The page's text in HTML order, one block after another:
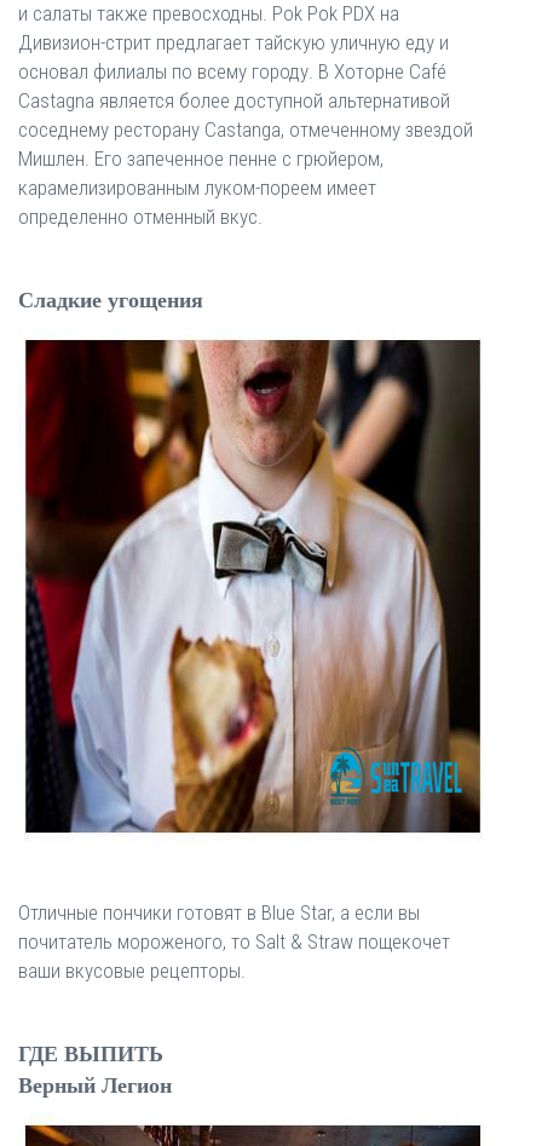
и салаты также превосходны. Pok Pok PDX на
Дивизион-стрит предлагает тайскую уличную еду и
основал филиалы по всему городу. В Хоторне Café
Castagna является более доступной альтернативой
соседнему ресторану Castanga, отмеченному звездой
Мишлен. Его запеченное пенне с грюйером,
карамелизированным луком-пореем имеет
определенно отменный вкус.
Сладкие угощения
Отличные пончики готовят в Blue Star, а если вы
почитатель мороженого, то Salt & Straw пощекочет
ваши вкусовые рецепторы.
ГДЕ ВЫПИТЬ
Верный Легион